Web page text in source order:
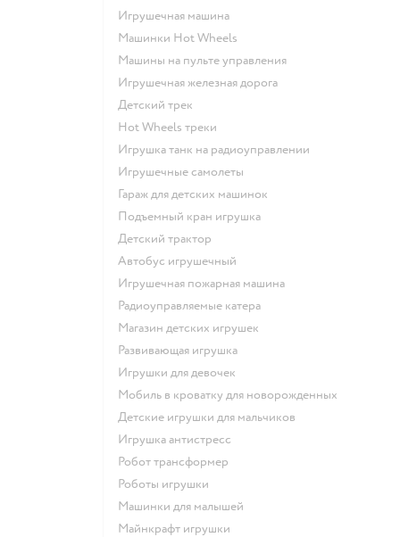
Игрушечная машина
Машинки Hot Wheels
Машины на пульте управления
Игрушечная железная дорога
Детский трек
Hot Wheels треки
Игрушка танк на радиоуправлении
Игрушечные самолеты
Гараж для детских машинок
Подъемный кран игрушка
Детский трактор
Автобус игрушечный
Игрушечная пожарная машина
Радиоуправляемые катера
Магазин детских игрушек
Развивающая игрушка
Игрушки для девочек
Мобиль в кроватку для новорожденных
Детские игрушки для мальчиков
Игрушка антистресс
Робот трансформер
Роботы игрушки
Машинки для малышей
Майнкрафт игрушки